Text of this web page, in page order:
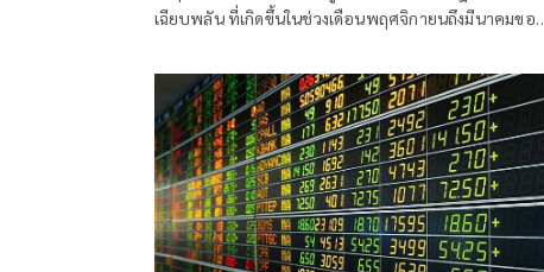
เฉียบพลัน ที่เกิดขึ้นในช่วงเดือนพฤศจิกายนถึงมีนาคมของ
PM2.5 จะเกิดขึ้นตามฤดูกาล